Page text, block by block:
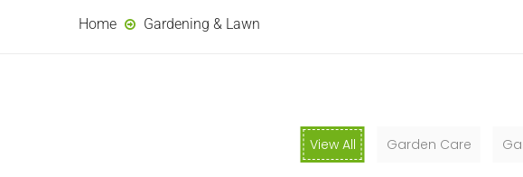
Home Gardening & Lawn
View All Garden Care